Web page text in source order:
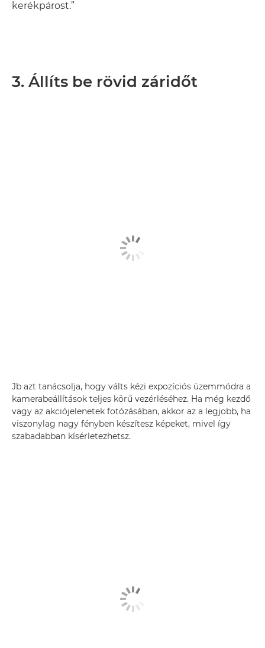
kerékpárost.”
3. Állíts be rövid záridőt
Jb azt tanácsolja, hogy válts kézi expozíciós üzemmódra a
kamerabeállítások teljes körű vezérléséhez. Ha még kezdő
vagy az akciójelenetek fotózásában, akkor az a legjobb, ha
viszonylag nagy fényben készítesz képeket, mivel így
szabadabban kísérletezhetsz.